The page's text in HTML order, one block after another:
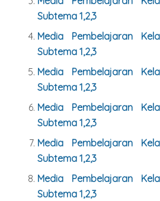
Subtema 1,2,3
Media Pembelajaran
Subtema 1,2,3
Media Pembelajaran
Subtema 1,2,3
Media Pembelajaran
Subtema 1,2,3
Media Pembelajaran
Subtema 1,2,3
Media Pembelajaran
Subtema 1,2,3